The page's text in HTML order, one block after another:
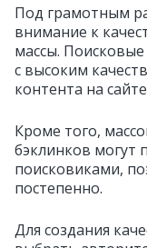
Под грамотным
внимание к
массы.
с высоким
контента на
Кроме того,
бэклинков могут
поисковиками,
постепенно.
Для создания